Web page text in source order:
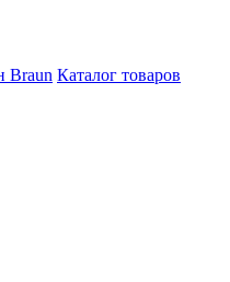
Каталог товаров